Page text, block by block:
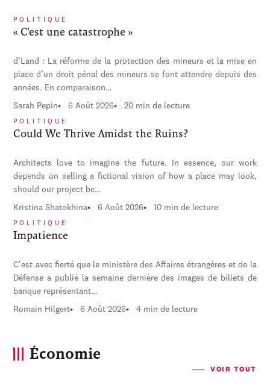
POLITIQUE
« C'est une catastrophe »
d’Land : La réforme de la protection des mineurs et la mise en
place d’un droit pénal des mineurs se font attendre depuis des
années. En comparaison…
Sarah Pepin 6 Août 2026 20 min de lecture
POLITIQUE
Could We Thrive Amidst the Ruins?
Architects love to imagine the future. In essence, our work
depends on selling a fictional vision of how a place may look,
should our project be…
Kristina Shatokhina 6 Août 2026 10 min de lecture
POLITIQUE
Impatience
C'est avec fierté que le ministère des Affaires étrangères et de la
Défense a publié la semaine dernière des images de billets de
banque représentant…
Romain Hilgert 6 Août 2026 4 min de lecture
Économie
VOIR TOUT